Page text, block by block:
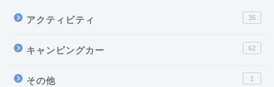
アクティビティ 35
キャンピングカー 62
その他 1